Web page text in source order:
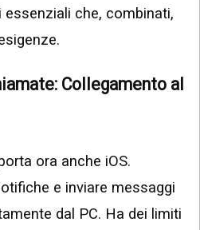
che, combinati,
Collegamento al
ora anche iOS.
e inviare messaggi
dal PC. Ha dei limiti